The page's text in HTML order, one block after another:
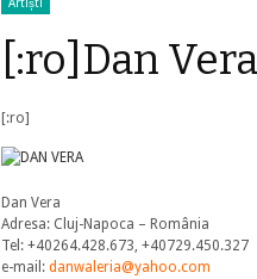
Artiști
[:ro]Dan
[:ro]
Dan Vera
Adresa: Cluj-Napoca – România
Tel: +40264.428.673, +40729.450.327
e-mail: danwaleria@yahoo.com